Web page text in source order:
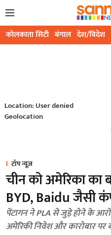
कोलकाता सिटी बंगाल देश/विदेश
Location: User denied
Geolocation
टॉप न्यूज़
चीन को अमेरिका
BYD, Baidu जैसी
पेंटागन ने PLA से जुड़े होने के
अमेरिकी निवेश और कारोबार पर